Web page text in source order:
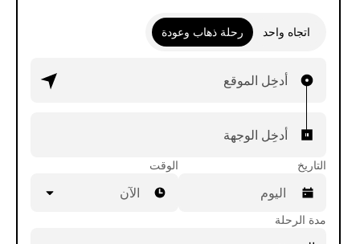
اتجاه واحد رحلة ذهاب وعودة
أدخِل الموقع
أدخِل الوجهة
التاريخ الوقت
الآن
مدة الرحلة